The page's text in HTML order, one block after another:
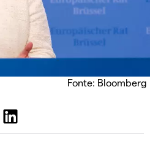
Fonte: Bloomberg